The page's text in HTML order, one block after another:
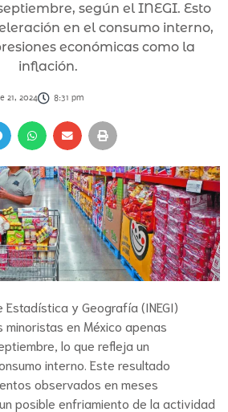
según el INEGI. Esto
en el consumo interno,
económicas como la
inflación.
21, 2024 8:31 pm
y Geografía (INEGI)
en México apenas
lo que refleja un
interno. Este resultado
observados en meses
posible enfriamiento de la actividad